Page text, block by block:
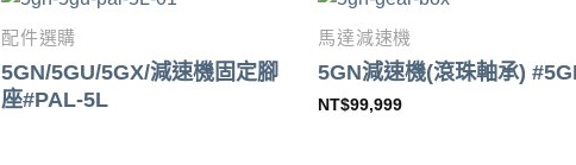
配件選購
5GN/5GU/5GX/減速機固定腳
座#PAL-5L
馬達減速機
5GN減速機(滾珠軸承)
NT$99,999